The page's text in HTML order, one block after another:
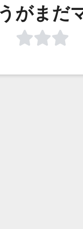
がまだ